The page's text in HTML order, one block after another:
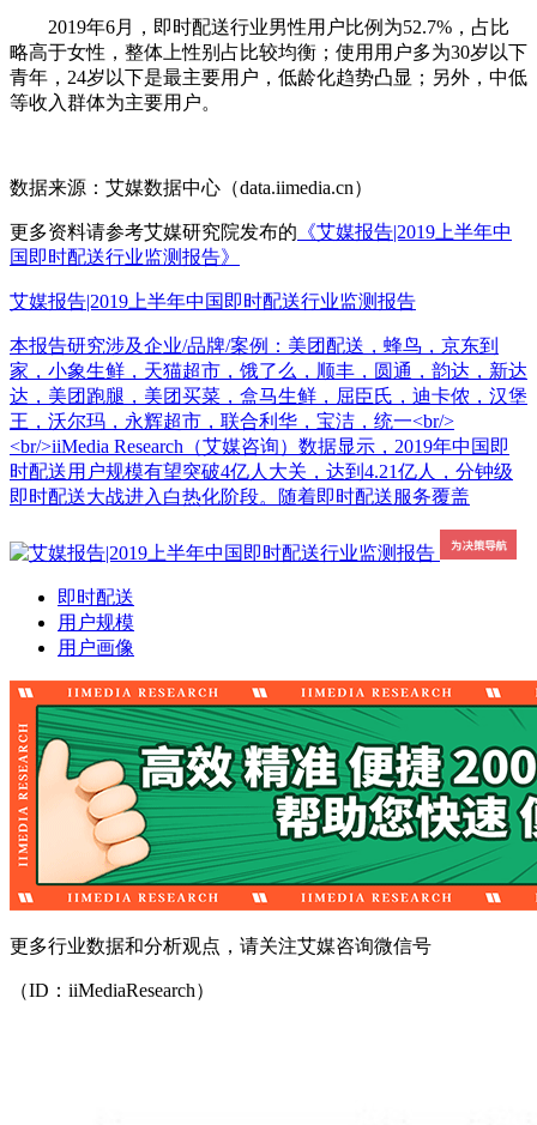
2019年6月，即时配送行业男性用户比例为52.7%，占比
略高于女性，整体上性别占比较均衡；使用用户多为30岁以下
青年，24岁以下是最主要用户，低龄化趋势凸显；另外，中低
等收入群体为主要用户。
数据来源：艾媒数据中心（data.iimedia.cn）
更多资料请参考艾媒研究院发布的 《艾媒报告|2019上半年中
国即时配送行业监测报告》
艾媒报告|2019上半年中国即时配送行业监测报告
本报告研究涉及企业/品牌/案例：美团配送，蜂鸟，京东到
家，小象生鲜，天猫超市，饿了么，顺丰，圆通，韵达，新达
达，美团跑腿，美团买菜，盒马生鲜，屈臣氏，迪卡侬，汉堡
王，沃尔玛，永辉超市，联合利华，宝洁，统一<br/>
<br/>iiMedia Research（艾媒咨询）数据显示，2019年中国即
时配送用户规模有望突破4亿人大关，达到4.21亿人，分钟级
即时配送大战进入白热化阶段。随着即时配送服务覆盖
即时配送
用户规模
用户画像
更多行业数据和分析观点，请关注艾媒咨询微信号
（ID：iiMediaResearch）